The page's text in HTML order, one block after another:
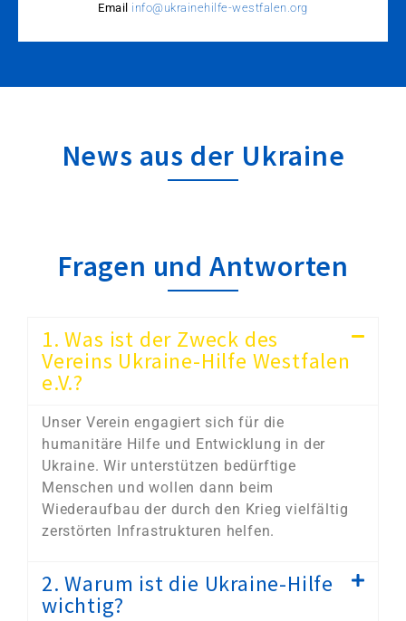
Email info@ukrainehilfe-westfalen.org
News aus der Ukraine
Fragen und Antworten
1. Was ist der Zweck des
Vereins Ukraine-Hilfe Westfalen
e.V.?
Unser Verein engagiert sich für die
humanitäre Hilfe und Entwicklung in der
Ukraine. Wir unterstützen bedürftige
Menschen und wollen dann beim
Wiederaufbau der durch den Krieg vielfältig
zerstörten Infrastrukturen helfen.
2. Warum ist die Ukraine-Hilfe
wichtig?